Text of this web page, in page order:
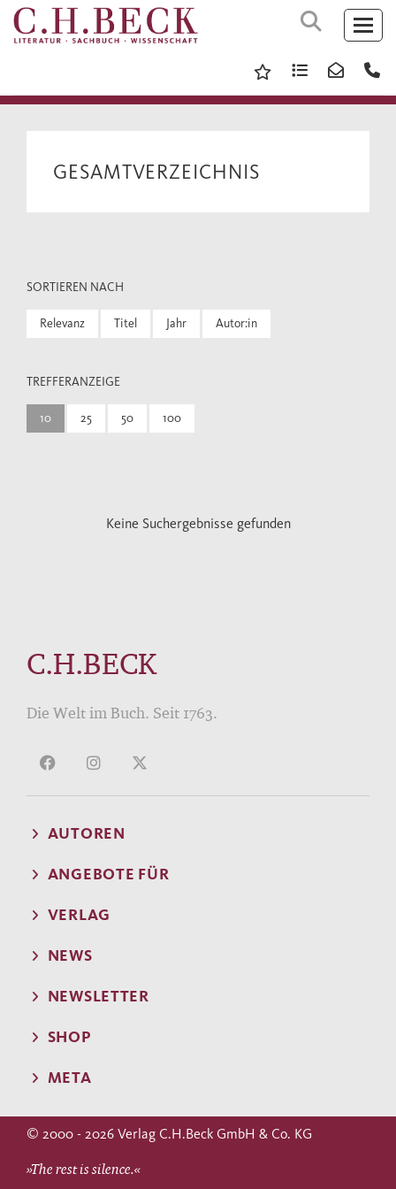
GESAMTVERZEICHNIS
SORTIEREN NACH
Relevanz Titel Jahr Autor:in
TREFFERANZEIGE
10 25 50 100
Keine Suchergebnisse gefunden
C.H.BECK
Die Welt im Buch. Seit 1763.
AUTOREN
ANGEBOTE FÜR
VERLAG
NEWS
NEWSLETTER
SHOP
META
© 2000 - 2026 Verlag C.H.Beck GmbH & Co. KG
»The rest is silence.«